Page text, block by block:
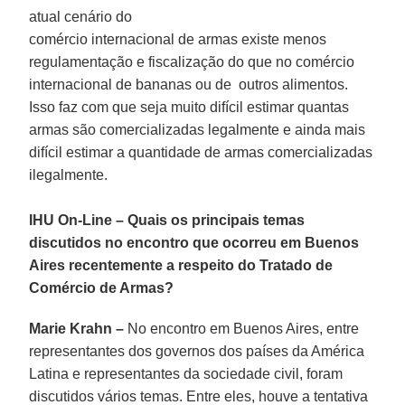
atual cenário do
comércio internacional de armas existe menos
regulamentação e fiscalização do que no comércio
internacional de bananas ou de outros alimentos.
Isso faz com que seja muito difícil estimar quantas
armas são comercializadas legalmente e ainda mais
difícil estimar a quantidade de armas comercializadas
ilegalmente.
IHU On-Line– Quais os principais temas
discutidos no encontro que ocorreu em Buenos
Aires recentemente a respeito do Tratado de
Comércio de Armas?
Marie Krahn– No encontro em Buenos Aires, entre
representantes dos governos dos países da América
Latina e representantes da sociedade civil, foram
discutidos vários temas. Entre eles, houve a tentativa